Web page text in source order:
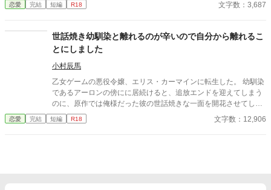
恋愛 完結 短編 R18 文字数：3,687
世話焼き幼馴染と離れるのが辛いので自分から離れるこ
とにしました
小村辰馬
乙女ゲームの悪役令嬢、エリス・カーマインに転生した。 幼馴染
であるアーロンの傍にに居続けると、追放エンドを迎えてしまう
のに、原作では俺様だった彼の世話焼きな一面を開花させてしま
い、居心地の良い彼のそばを離れるのが辛くなってしまう。 なら
ば彼の代わりに男友達を作ろうと画策するがーー
恋愛 完結 短編 R18 文字数：12,906